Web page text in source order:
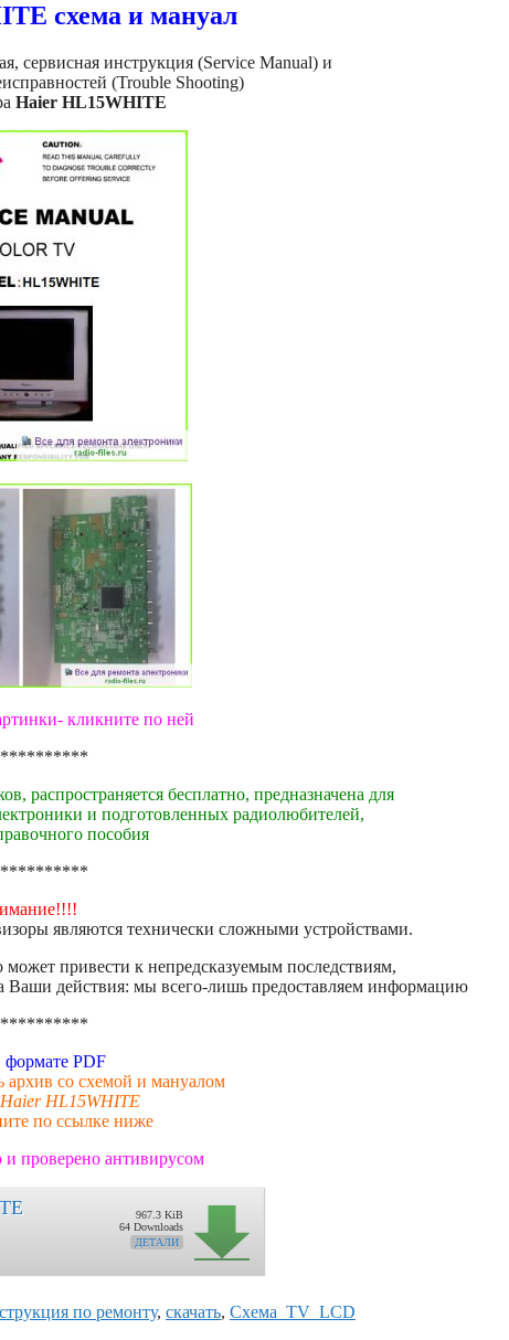
схема и мануал
сервисная инструкция (Service Manual) и
(Trouble Shooting)
Haier HL15WHITE
кликните по ней
распространяется бесплатно, предназначена для
и подготовленных радиолюбителей,
пособия
являются технически сложными устройствами.
привести к непредсказуемым последствиям,
Ваши действия: мы всего-лишь предоставляем информацию
PDF
архив со схемой и мануалом
Haier HL15WHITE
по ссылке ниже
и проверено антивирусом
967.3 KiB
64 Downloads
ДЕТАЛИ
по ремонту, скачать, Схема_TV_LCD